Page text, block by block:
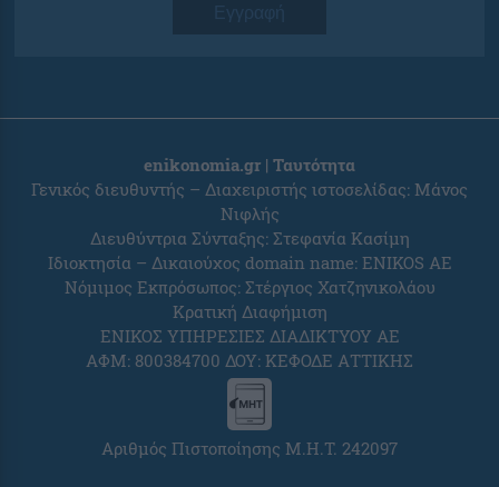
Εγγραφή
enikonomia.gr | Ταυτότητα
Γενικός διευθυντής – Διαχειριστής ιστοσελίδας: Μάνος
Νιφλής
Διευθύντρια Σύνταξης: Στεφανία Κασίμη
Ιδιοκτησία – Δικαιούχος domain name: ENIKOS AE
Νόμιμος Εκπρόσωπος: Στέργιος Χατζηνικολάου
Κρατική Διαφήμιση
ΕΝΙΚΟΣ ΥΠΗΡΕΣΙΕΣ ΔΙΑΔΙΚΤΥΟΥ ΑΕ
ΑΦΜ: 800384700 ΔΟΥ: ΚΕΦΟΔΕ ΑΤΤΙΚΗΣ
Αριθμός Πιστοποίησης Μ.Η.Τ. 242097